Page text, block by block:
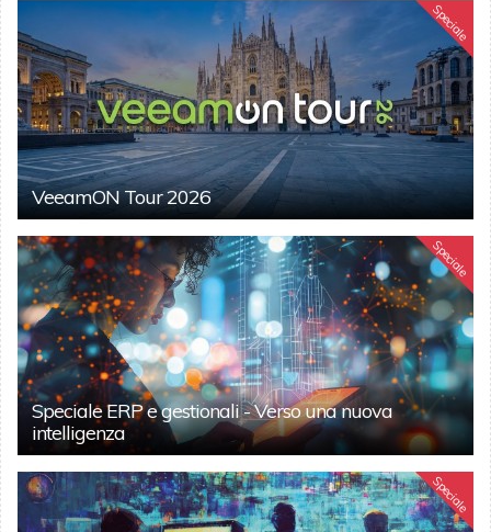
Speciale
VeeamON Tour 2026
Speciale
Speciale ERP e gestionali - Verso una nuova
intelligenza
Speciale